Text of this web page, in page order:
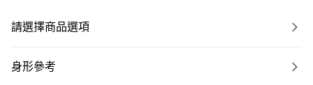
請選擇商品選項
身形參考